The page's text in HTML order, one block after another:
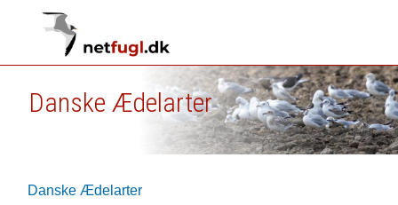
Danske Ædelarter
Danske Ædelarter